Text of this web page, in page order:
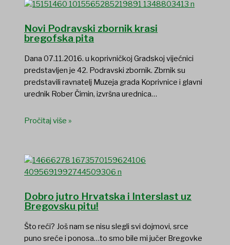
Novi Podravski zbornik krasi
bregofska pita
Dana 07.11.2016. u koprivničkoj Gradskoj vijećnici
predstavljen je 42. Podravski zbornik. Zbrnik su
predstavili ravnatelj Muzeja grada Koprivnice i glavni
urednik Rober Čimin, izvršna urednica…
Pročitaj više »
Dobro jutro Hrvatska i Interslast uz
Bregovsku pitu!
Što reći? Još nam se nisu slegli svi dojmovi, srce
puno sreće i ponosa…to smo bile mi jučer Bregovke